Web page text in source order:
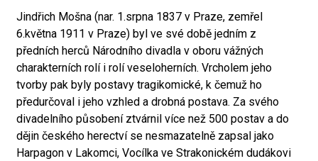
Jindřich Mošna (nar. 1.srpna 1837 v Praze, zemřel
6.května 1911 v Praze) byl ve své době jedním z
předních herců Národního divadla v oboru vážných
charakterních rolí i rolí veseloherních. Vrcholem jeho
tvorby pak byly postavy tragikomické, k čemuž ho
předurčoval i jeho vzhled a drobná postava. Za svého
divadelního působení ztvárnil více než 500 postav a do
dějin českého herectví se nesmazatelně zapsal jako
Harpagon v Lakomci, Vocílka ve Strakonickém dudákovi